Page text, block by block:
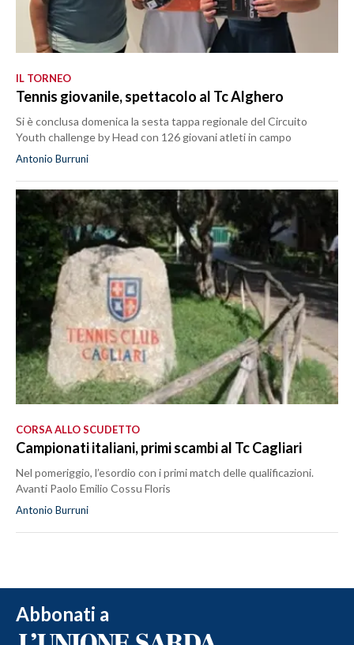
IL TORNEO
Tennis giovanile, spettacolo al Tc Alghero
Si è conclusa domenica la sesta tappa regionale del Circuito
Youth challenge by Head con 126 giovani atleti in campo
Antonio Burruni
CORSA ALLO SCUDETTO
Campionati italiani, primi scambi al Tc Cagliari
Nel pomeriggio, l’esordio con i primi match delle qualificazioni.
Avanti Paolo Emilio Cossu Floris
Antonio Burruni
Abbonati a